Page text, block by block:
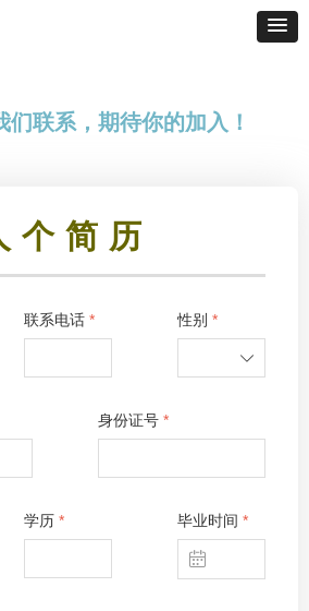
们联系，期待你的加入！
个简历
联系电话 * 性别 *
ꄳ
身份证号 *
学历 * 毕业时间 *
ꅄ